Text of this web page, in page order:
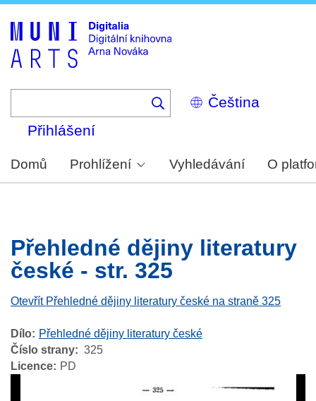
Select
your
Přihlášení
Domů Prohlížení Vyhledávání O
Přehledné dějiny literatury
české - str. 325
Otevřít Přehledné dějiny literatury české na straně 325
Dílo
Přehledné dějiny literatury české
Číslo strany
325
Licence
PD